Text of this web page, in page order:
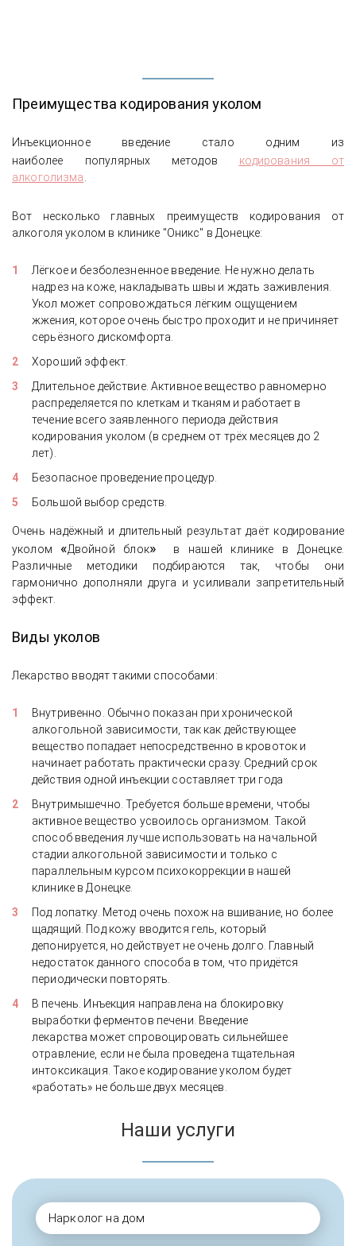
Преимущества кодирования уколом
Инъекционное введение стало одним из
наиболее
популярных методов кодирования от
алкоголизма
Вот несколько главных
преимуществ кодирования от
алкоголя уколом в клинике "Оникс" в Донецке:
Лёгкое и безболезненное введение. Не нужно делать
надрез на коже, накладывать швы и ждать заживления.
Укол может сопровождаться лёгким ощущением
жжения, которое очень быстро проходит и не причиняет
серьёзного дискомфорта.
Хороший эффект.
Длительное действие. Активное вещество равномерно
распределяется по клеткам и тканям и работает в
течение всего заявленного периода действия
кодирования уколом (в среднем от трёх месяцев до 2
лет).
Безопасное проведение процедур.
Большой выбор средств.
Очень надёжный и длительный результат даёт кодирование
уколом «Двойной блок»
в нашей клинике в Донецке.
Различные методики подбираются так, чтобы они
гармонично дополняли друга и усиливали запретительный
эффект.
Виды уколов
Лекарство вводят такими способами:
Внутривенно. Обычно показан при хронической
алкогольной зависимости, так как действующее
вещество попадает непосредственно в кровоток и
начинает работать практически сразу. Средний срок
действия одной инъекции составляет три года
Внутримышечно. Требуется больше времени, чтобы
активное вещество усвоилось организмом. Такой
способ введения лучше использовать на начальной
стадии алкогольной зависимости и только с
параллельным курсом психокоррекции в нашей
клинике в Донецке.
Под лопатку. Метод очень похож на вшивание, но более
щадящий. Под кожу вводится гель, который
депонируется, но действует не очень долго. Главный
недостаток данного способа в том, что придётся
периодически повторять.
В печень. Инъекция направлена на блокировку
выработки ферментов печени. Введение
лекарства может спровоцировать сильнейшее
отравление, если не была проведена тщательная
интоксикация. Такое кодирование уколом будет
«работать» не больше двух месяцев.
Наши услуги
Нарколог на дом